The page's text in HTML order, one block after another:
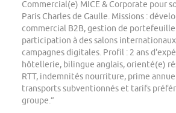
Commercial(e) MICE & Corporate pour
Paris Charles de Gaulle. Missions :
commercial B2B, gestion de
participation à des salons
campagnes digitales. Profil : 2 ans
hôtellerie, bilingue anglais, orienté(e)
RTT, indemnités nourriture, prime
transports subventionnés et tarifs
groupe.”